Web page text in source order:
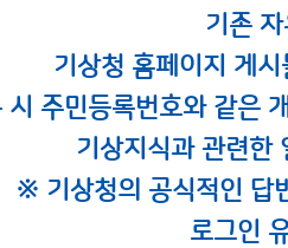
기존
기상청 홈페이지 게
시 주민등록번호와 같은
기상지식과 관련한
※ 기상청의 공식적인 답
로그인